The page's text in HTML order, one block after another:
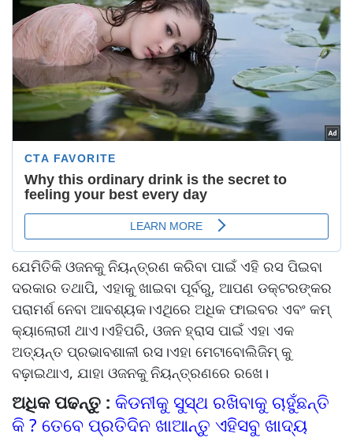
ଯେମିତିକି ଓଜନକୁ ନିୟନ୍ତ୍ରଣ କରିବା ପାଇଁ ଏହି ରସ ପିଇବା
ଦରକାର ତଥାପି, ଏହାକୁ ଖାଇବା ପୂର୍ବରୁ, ଆପଣ ଡକ୍ଟରଙ୍କର
ପରାମର୍ଶ ନେବା ଆବଶ୍ୟକ।ଏଥିରେ ଅଧିକ ଫାଇବର ଏବଂ କମ୍
କ୍ୟାଲୋରୀ ଥାଏ।ଏହିପରି, ଓଜନ ହ୍ରାସ ପାଇଁ ଏହା ଏକ
ଅତ୍ୟନ୍ତ ପ୍ରଭାବଶାଳୀ ରସ।ଏହା ମେଟାବୋଲିଜିମ୍ କୁ
ବଢ଼ାଇଥାଏ, ଯାହା ଓଜନକୁ ନିୟନ୍ତ୍ରଣରେ ରଖେ।
ଅଧିକ ପଢନ୍ତୁ : କିଡନୀକୁ ସୁସ୍ଥ ରଖିବାକୁ ଚାହୁଁଛନ୍ତି
କି ? ତେବେ ପ୍ରତିଦିନ ଖାଆନ୍ତୁ ଏହିସବୁ ଖାଦ୍ୟ